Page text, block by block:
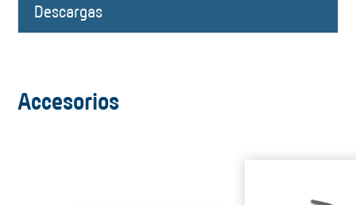
Descargas
Accesorios